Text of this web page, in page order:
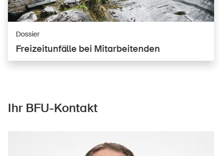
DE FR
Startseite
Dossier
Frei­zei­tun­fäl­le bei Mit­ar­bei­ten­den
Ihr BFU-Kontakt